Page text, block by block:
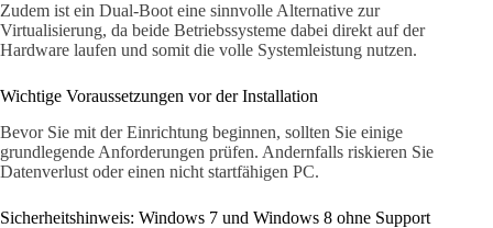
Zudem ist ein Dual-Boot eine sinnvolle Alternative zur
Virtualisierung, da beide Betriebssysteme dabei direkt auf der
Hardware laufen und somit die volle Systemleistung nutzen.
Wichtige Voraussetzungen vor der Installation
Bevor Sie mit der Einrichtung beginnen, sollten Sie einige
grundlegende Anforderungen prüfen. Andernfalls riskieren Sie
Datenverlust oder einen nicht startfähigen PC.
Sicherheitshinweis: Windows 7 und Windows 8 ohne Support